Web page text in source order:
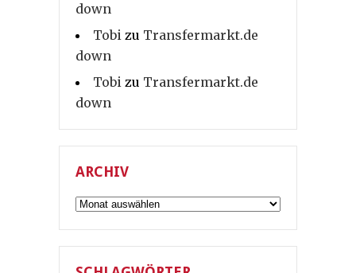
down
Tobi zu Transfermarkt.de
down
Tobi zu Transfermarkt.de
down
ARCHIV
Archiv